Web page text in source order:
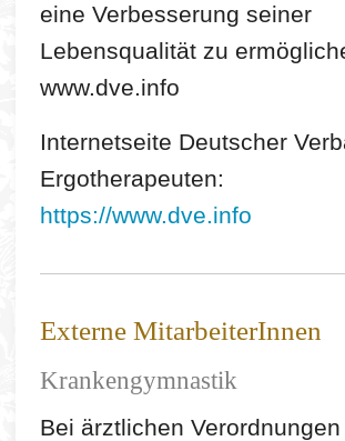
eine Verbesserung seiner
Lebensqualität zu
www.dve.info
Internetseite Deutscher
Ergotherapeuten:
https://www.dve.info
Externe MitarbeiterInnen
Krankengymnastik
Bei ärztlichen